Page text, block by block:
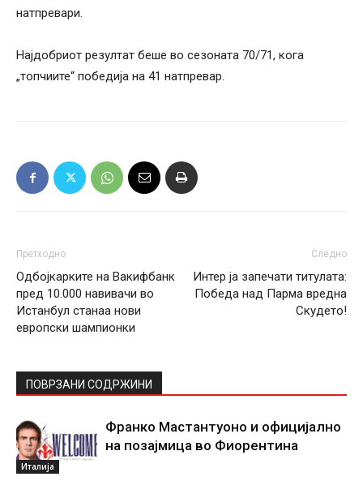
натпревари.
Најдобриот резултат беше во сезоната 70/71, кога
„топчиите“ победија на 41 натпревар.
Претходно
Одбојкарките на Вакифбанк
пред 10.000 навивачи во
Истанбул станаа нови
европски шампионки
Следно
Интер ја запечати титулата:
Победа над Парма вредна
Скудето!
ПОВРЗАНИ СОДРЖИНИ
Италија
Франко Мастантуоно и официјално
на позајмица во Фиорентина